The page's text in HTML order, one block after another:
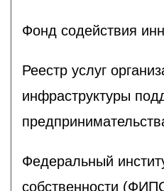
Фонд содействия
Реестр услуг
инфраструктуры
Федеральный
собственности